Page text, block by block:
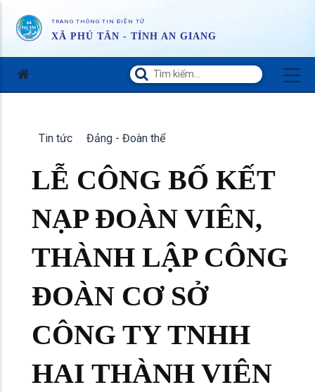
TRANG THÔNG TIN ĐIỆN TỬ
XÃ PHÚ TÂN - TỈNH AN GIANG
Tin tức Đảng - Đoàn thể
LỄ CÔNG BỐ KẾT
NẠP ĐOÀN VIÊN,
THÀNH LẬP CÔNG
ĐOÀN CƠ SỞ
CÔNG TY TNHH
HAI THÀNH VIÊN